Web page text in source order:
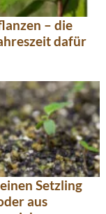
– die
dafür
Setzling
aus